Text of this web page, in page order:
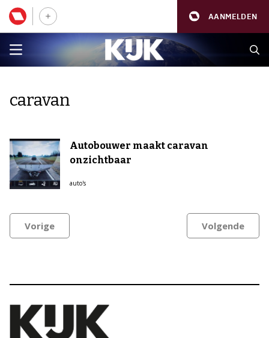
AANMELDEN
caravan
Autobouwer maakt caravan
onzichtbaar
auto's
Vorige Volgende